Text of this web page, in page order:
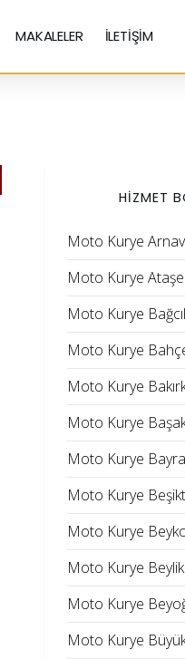
MAKALELER İLETİŞİM
HİZMET
Moto Kurye
Moto Kurye
Moto Kurye
Moto Kurye
Moto Kurye
Moto Kurye
Moto Kurye
Moto Kurye
Moto Kurye
Moto Kurye
Moto Kurye
Moto Kurye